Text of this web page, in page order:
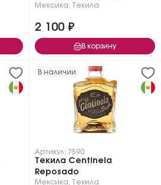
Мексика Текила
2 100 ₽
В корзину
В наличии
Артикул: 7590
Текила Centinela
Reposado
Мексика Текила